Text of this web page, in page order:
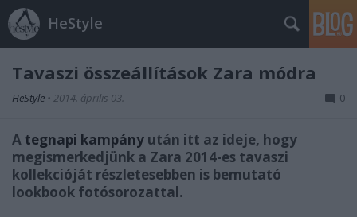
HeStyle
Tavaszi összeállítások Zara módra
HeStyle • 2014. április 03. 0
A tegnapi kampány után itt az ideje, hogy
megismerkedjünk a Zara 2014-es tavaszi
kollekcióját részletesebben is bemutató
lookbook fotósorozattal.